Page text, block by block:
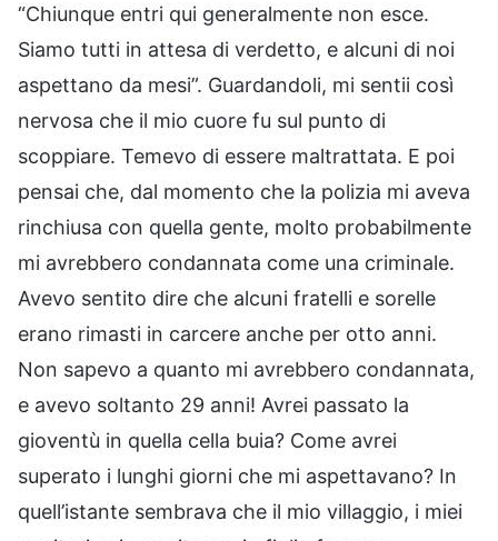
“Chiunque entri qui generalmente non esce.
Siamo tutti in attesa di verdetto, e alcuni di noi
aspettano da mesi”. Guardandoli, mi sentii così
nervosa che il mio cuore fu sul punto di
scoppiare. Temevo di essere maltrattata. E poi
pensai che, dal momento che la polizia mi aveva
rinchiusa con quella gente, molto probabilmente
mi avrebbero condannata come una criminale.
Avevo sentito dire che alcuni fratelli e sorelle
erano rimasti in carcere anche per otto anni.
Non sapevo a quanto mi avrebbero condannata,
e avevo soltanto 29 anni! Avrei passato la
gioventù in quella cella buia? Come avrei
superato i lunghi giorni che mi aspettavano? In
quell’istante sembrava che il mio villaggio, i miei